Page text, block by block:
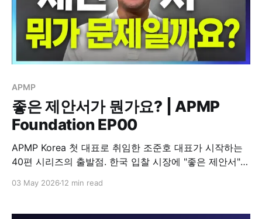
APMP
좋은 제안서가 뭔가요? | APMP
Foundation EP00
APMP Korea 첫 대표로 취임한 조준호 대표가 시작하는
40편 시리즈의 출발점. 한국 입찰 시장에 "좋은 제안서"의
APMP Foundation 40개 핵심 역량이 어떻게 그 답이 되
03 May 2026 12 min read